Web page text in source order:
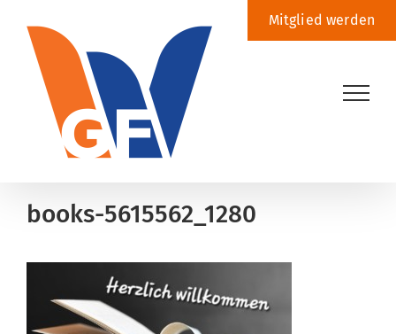
Inhalt
springen
Mitglied werden
books-5615562_1280